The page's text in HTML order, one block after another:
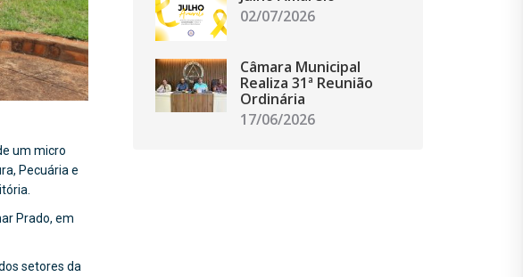
um micro
Pecuária e
Prado, em
setores da
02/07/2026
Câmara Municipal
Realiza 31ª Reunião
Ordinária
17/06/2026